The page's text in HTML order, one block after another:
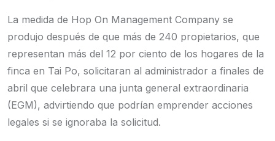
La medida de Hop On Management Company se
produjo después de que más de 240 propietarios, que
representan más del 12 por ciento de los hogares de la
finca en Tai Po, solicitaran al administrador a finales de
abril que celebrara una junta general extraordinaria
(EGM), advirtiendo que podrían emprender acciones
legales si se ignoraba la solicitud.